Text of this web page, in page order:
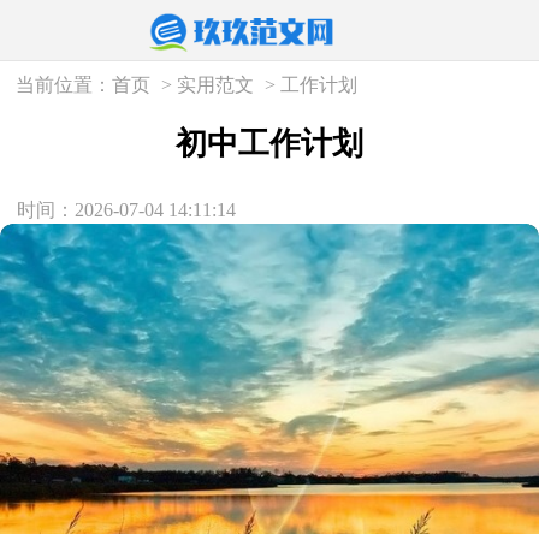
当前位置：首页 > 实用范文 > 工作计划
初中工作计划
时间：2026-07-04 14:11:14